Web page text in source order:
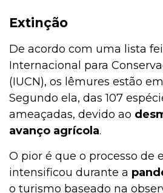
Extinção
De acordo com uma lista
Internacional para
(IUCN), os lêmures estão
Segundo ela, das 107
ameaçadas, devido ao
avanço agrícola.
O pior é que o processo de
intensificou durante a
o turismo baseado na